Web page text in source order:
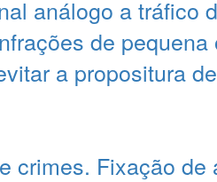
análogo a tráfico
de
a propositura
crimes. Fixação